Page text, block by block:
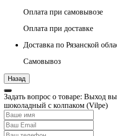
Оплата при самовывозе
Оплата при доставке
Доставка по Рязанской
Самовывоз
Задать вопрос о товаре: Выход
шоколадный с колпаком (Vilpe)